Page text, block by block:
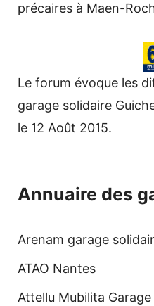
précaires à Maen-
Le forum évoque les
garage solidaire
le 12 Août 2015.
Annuaire des
Arenam garage
ATAO Nantes
Attellu Mubilita